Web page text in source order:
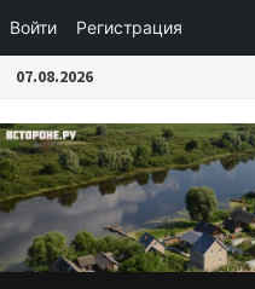
Войти Регистрация
Перейти
содержимому
07.08.2026